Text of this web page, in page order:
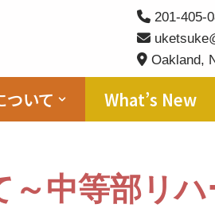
201-405-
Oakland,
ついて What’s New
中等部リハ